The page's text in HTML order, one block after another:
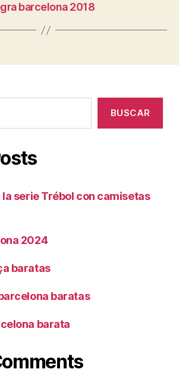
barcelona 2018
BUSCAR
serie Trébol con camisetas
2024
baratas
baratas
barata